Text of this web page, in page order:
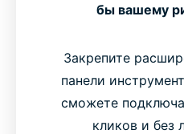
бы вашему
Закрепите
панели
сможете
кликов и без